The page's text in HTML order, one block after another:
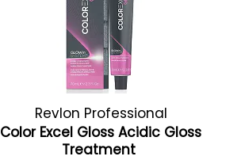
Revlon Professional
Color Excel Gloss Acidic Gloss
Treatment